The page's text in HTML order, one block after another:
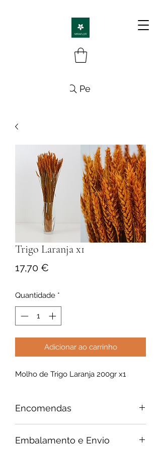
Pesquisa
Trigo Laranja x1
17,70 €
Quantidade *
Adicionar ao carrinho
Molho de Trigo Laranja 200gr x1
Encomendas
entre a data da sua encomenda e a
Embalamento e Envio